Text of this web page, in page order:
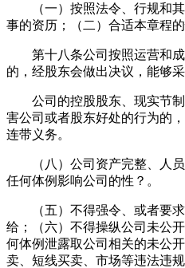
（一）按照法令、行规和其
事的资历；（二）合适本章程的
第十八条公司按照运营和成
的，经股东会做出决议，能够
公司的控股股东、现实节制
害公司或者股东好处的行为的
连带义务。
（八）公司资产完整、人员
任何体例影响公司的性？。
（五）不得强令、或者要求
给；（六）不得操纵公司未公
何体例泄露取公司相关的未公
卖、短线买卖、市场等违法违